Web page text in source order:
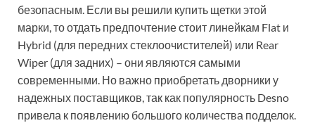
безопасным. Если вы решили купить щетки этой
марки, то отдать предпочтение стоит линейкам Flat и
Hybrid (для передних стеклоочистителей) или Rear
Wiper (для задних) – они являются самыми
современными. Но важно приобретать дворники у
надежных поставщиков, так как популярность Desno
привела к появлению большого количества подделок.